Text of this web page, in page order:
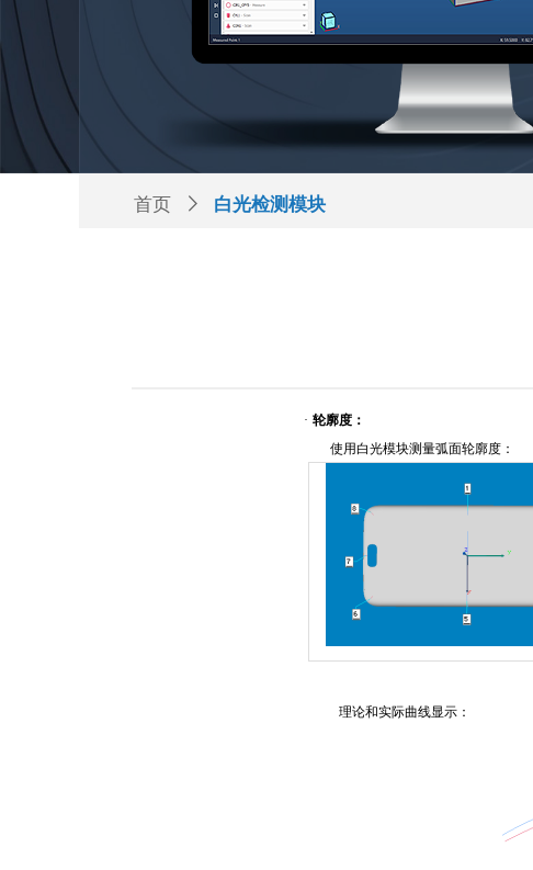
· 轮廓度 ：
使用白光模块测量弧面轮廓度 ：
理论和实际曲线显示：
首页 ꁕ 白光检测模块